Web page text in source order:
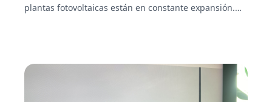
plantas fotovoltaicas están en constante expansión.
exploraremos cómo el alquiler de maquinaria se ha
empresas y desarrolladores que desean impulsar la